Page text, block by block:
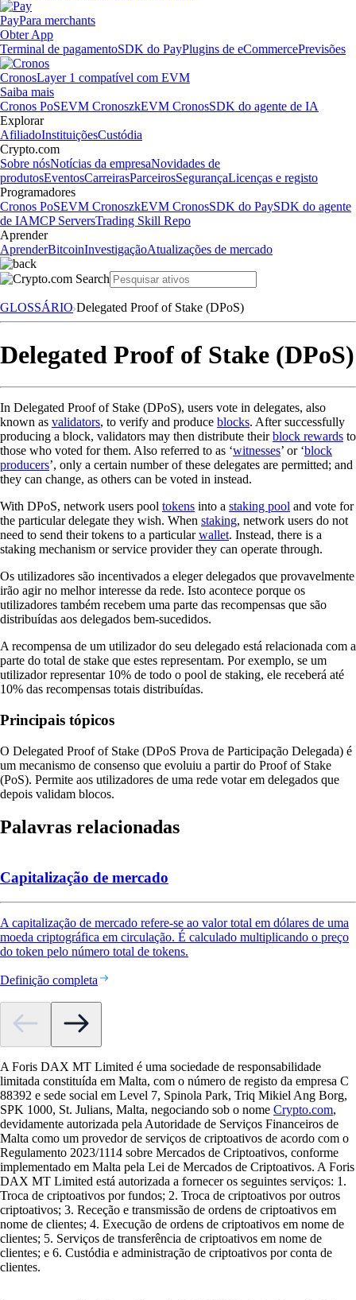
PayPara merchants
Obter App
Terminal de pagamentoSDK do PayPlugins de eCommercePrevisões
CronosLayer 1 compatível com EVM
Saiba mais
Cronos PoSEVM CronoszkEVM CronosSDK do agente de IA
Explorar
AfiliadoInstituiçõesCustódia
Crypto.com
Sobre nósNotícias da empresaNovidades de
produtosEventosCarreirasParceirosSegurançaLicenças e registo
Programadores
Cronos PoSEVM CronoszkEVM CronosSDK do PaySDK do agente
de IAMCP ServersTrading Skill Repo
Aprender
AprenderBitcoinInvestigaçãoAtualizações de mercado
GLOSSÁRIO Delegated Proof of Stake (DPoS)
Delegated Proof of Stake (DPoS)
In Delegated Proof of Stake (DPoS), users vote in delegates, also
known as validators, to verify and produce blocks. After successfully
producing a block, validators may then distribute theirblock rewards to
those who voted for them. Also referred to as ‘witnesses’ or ‘block
producers’, only a certain number of these delegates are permitted; and
they can change, as others can be voted in instead.
With DPoS, network users pool tokens into a staking pool and vote for
the particular delegate they wish. When staking, network users do not
need to send their tokens to a particularwallet. Instead, there is a
staking mechanism or service provider they can operate through.
Os utilizadores são incentivados a eleger delegados que provavelmente
irão agir no melhor interesse da rede. Isto acontece porque os
utilizadores também recebem uma parte das recompensas que são
distribuídas aos delegados bem-sucedidos.
A recompensa de um utilizador do seu delegado está relacionada com a
parte do total de stake que estes representam. Por exemplo, se um
utilizador representar 10% de todo o pool de staking, ele receberá até
10% das recompensas totais distribuídas.
Principais tópicos
O Delegated Proof of Stake (DPoS Prova de Participação Delegada) é
um mecanismo de consenso que evoluiu a partir do Proof of Stake
(PoS). Permite aos utilizadores de uma rede votar em delegados que
depois validam blocos.
Palavras relacionadas
Capitalização de mercado
A capitalização de mercado refere-se ao valor total em dólares de uma
moeda criptográfica em circulação. É calculado multiplicando o preço
do token pelo número total de tokens.
Definição completa
A Foris DAX MT Limited é uma sociedade de responsabilidade
limitada constituída em Malta, com o número de registo da empresa C
88392 e sede social em Level 7, Spinola Park, Triq Mikiel Ang Borg,
SPK 1000, St. Julians, Malta, negociando sob o nome Crypto.com,
devidamente autorizada pela Autoridade de Serviços Financeiros de
Malta como um provedor de serviços de criptoativos de acordo com o
Regulamento 2023/1114 sobre Mercados de Criptoativos, conforme
implementado em Malta pela Lei de Mercados de Criptoativos. A Foris
DAX MT Limited está autorizada a fornecer os seguintes serviços: 1.
Troca de criptoativos por fundos; 2. Troca de criptoativos por outros
criptoativos; 3. Receção e transmissão de ordens de criptoativos em
nome de clientes; 4. Execução de ordens de criptoativos em nome de
clientes; 5. Serviços de transferência de criptoativos em nome de
clientes; e 6. Custódia e administração de criptoativos por conta de
clientes.